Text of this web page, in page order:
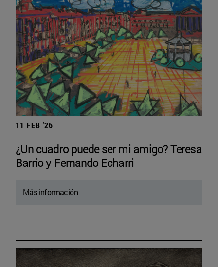
11 FEB '26
¿Un cuadro puede ser mi amigo? Teresa
Barrio y Fernando Echarri
Más información